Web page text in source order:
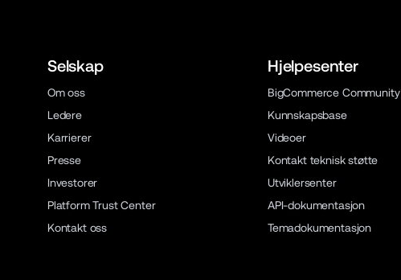
Selskap
Om oss
Ledere
Karrierer
Presse
Investorer
Platform Trust Center
Kontakt oss
Hjelpesenter
BigCommerce Community
Kunnskapsbase
Videoer
Kontakt teknisk støtte
Utviklersenter
API-dokumentasjon
Temadokumentasjon